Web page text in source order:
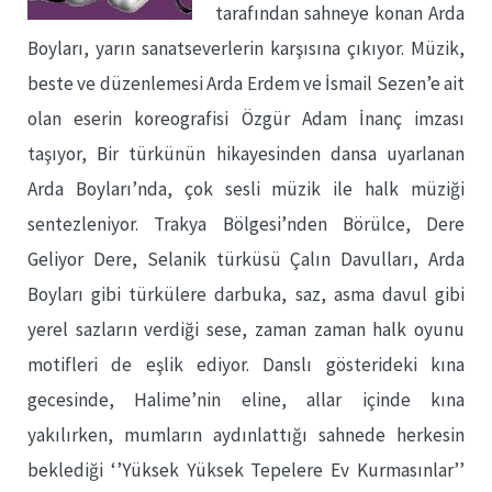
tarafından sahneye konan Arda
Boyları, yarın sanatseverlerin karşısına çıkıyor. Müzik,
beste ve düzenlemesi Arda Erdem ve İsmail Sezen’e ait
olan eserin koreografisi Özgür Adam İnanç imzası
taşıyor, Bir türkünün hikayesinden dansa uyarlanan
Arda Boyları’nda, çok sesli müzik ile halk müziği
sentezleniyor. Trakya Bölgesi’nden Börülce, Dere
Geliyor Dere, Selanik türküsü Çalın Davulları, Arda
Boyları gibi türkülere darbuka, saz, asma davul gibi
yerel sazların verdiği sese, zaman zaman halk oyunu
motifleri de eşlik ediyor. Danslı gösterideki kına
gecesinde, Halime’nin eline, allar içinde kına
yakılırken, mumların aydınlattığı sahnede herkesin
beklediği ‘’Yüksek Yüksek Tepelere Ev Kurmasınlar’’